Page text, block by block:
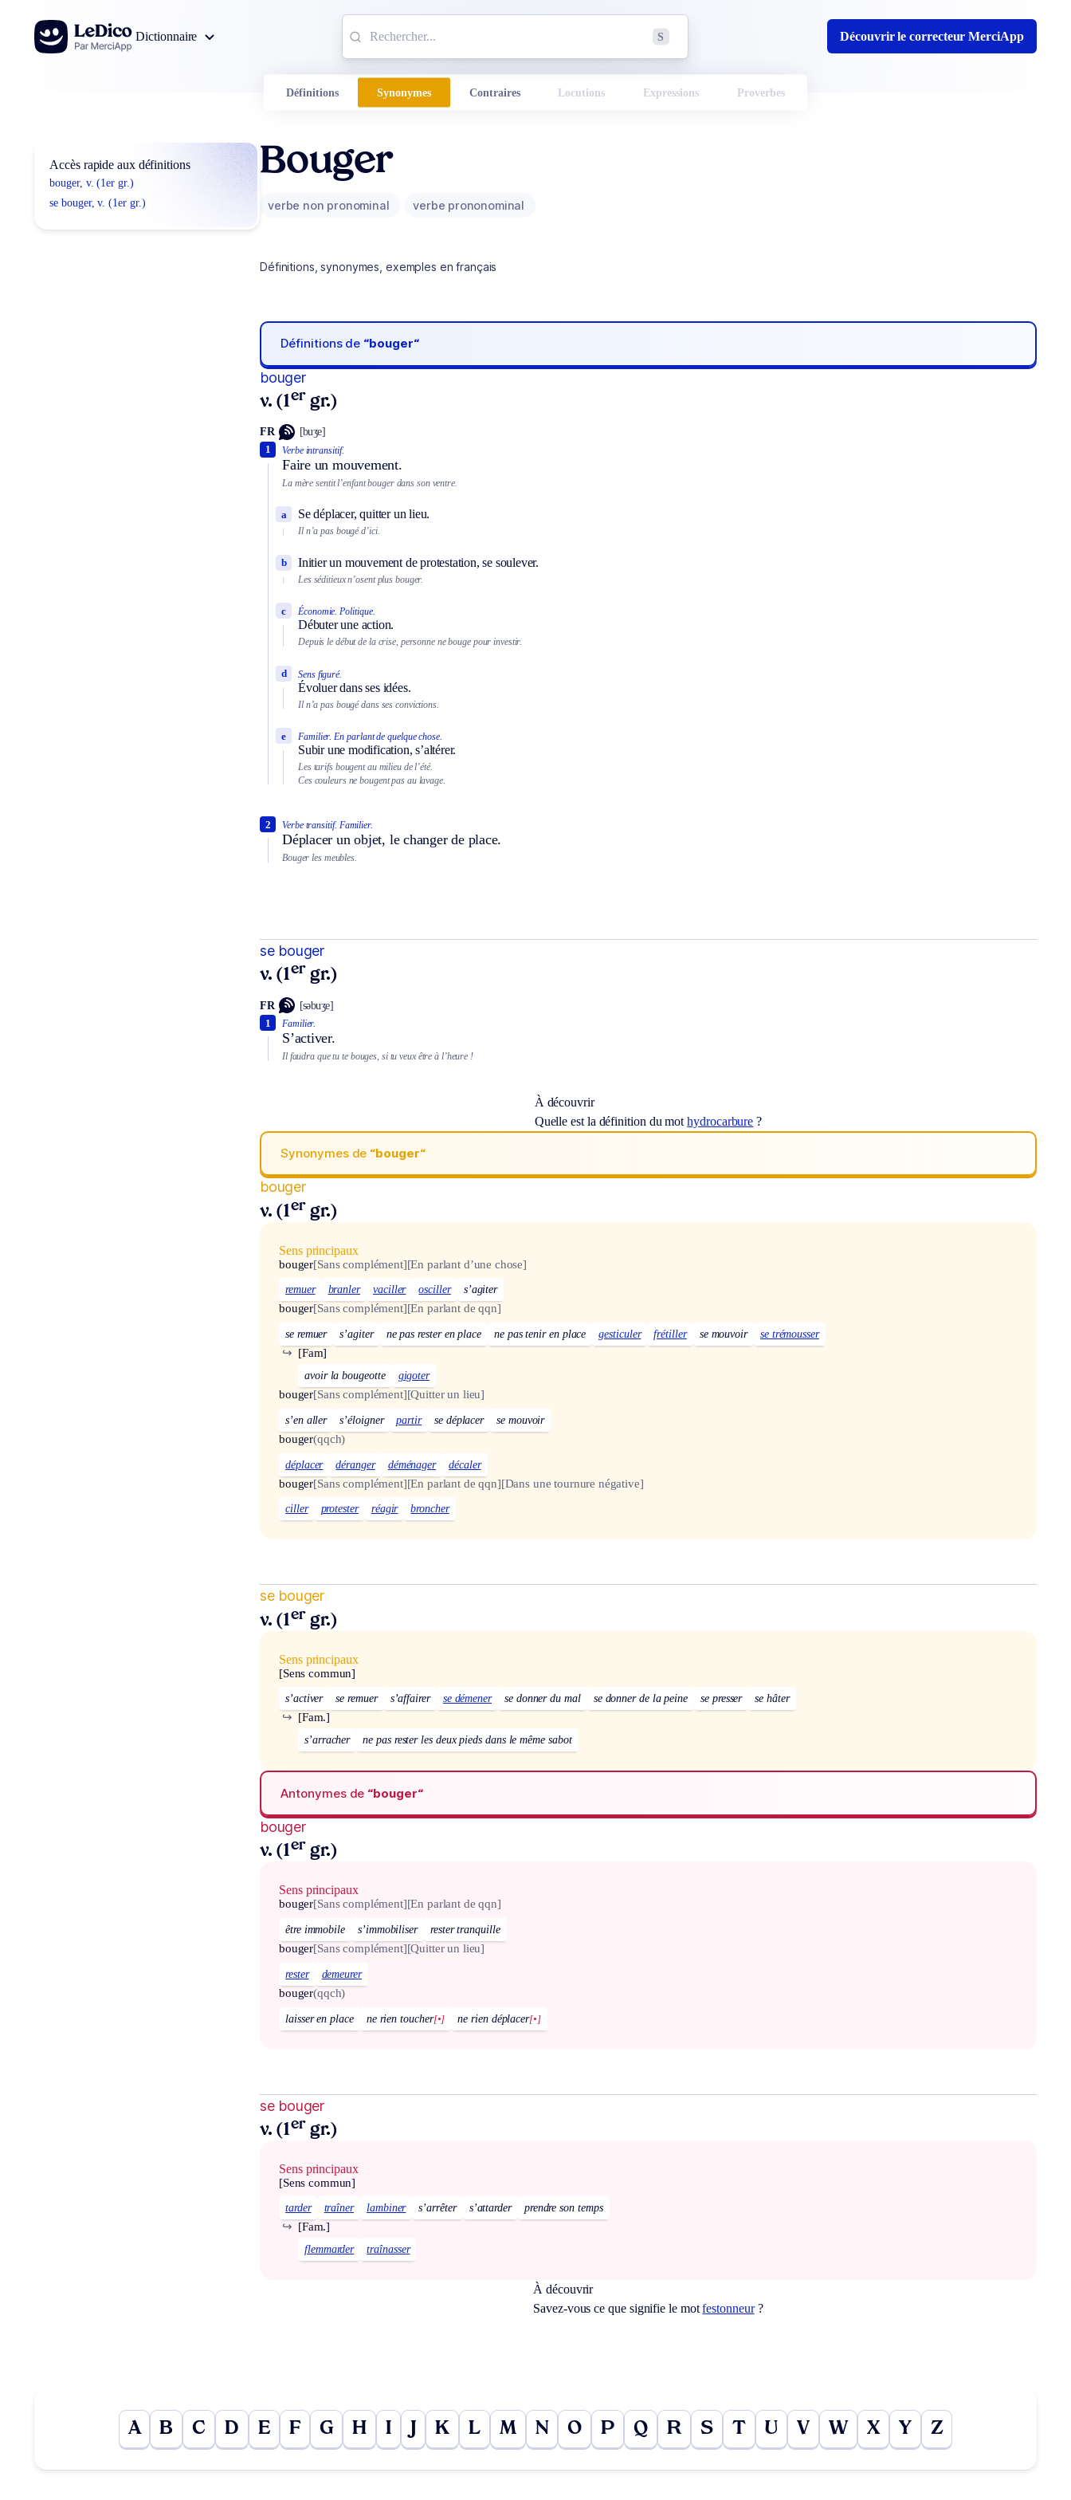
Aller au contenu
Dictionnaire
S Découvrir le correcteur MerciApp
Définitions Synonymes Contraires Locutions Expressions Proverbes
Accès rapide aux définitions
bouger, v. (1er gr.)
se bouger, v. (1er gr.)
Bouger
verbe non pronominal verbe prononominal
Définitions, synonymes, exemples en français
Définitions de “bouger“
bouger
v. (1er gr.)
FR [buʒe]
Verbe intransitif.
Faire un mouvement.
1
La mère sentit l’enfant bouger dans son ventre.
Se déplacer, quitter un lieu.
a
Il n’a pas bougé d’ici.
Initier un mouvement de protestation, se soulever.
b
Les séditieux n’osent plus bouger.
Économie. Politique.
Débuter une action.
c
Depuis le début de la crise, personne ne bouge pour investir.
Sens figuré.
Évoluer dans ses idées.
d
Il n’a pas bougé dans ses convictions.
Familier. En parlant de quelque chose.
Subir une modification, s’altérer.
e
Les tarifs bougent au milieu de l’été.
Ces couleurs ne bougent pas au lavage.
Verbe transitif. Familier.
Déplacer un objet, le changer de place.
2
Bouger les meubles.
se bouger
v. (1er gr.)
FR [səbuʒe]
Familier.
S’activer.
1
Il faudra que tu te bouges, si tu veux être à l’heure !
À découvrir
Quelle est la définition du mothydrocarbure ?
Synonymes de “bouger“
bouger
v. (1er gr.)
Sens principaux
bouger[Sans complément][En parlant d’une chose]
remuer branler vaciller osciller s’agiter
bouger[Sans complément][En parlant de qqn]
se remuer s’agiter ne pas rester en place ne pas tenir en place gesticuler frétiller se mouvoir se trémousser
[Fam]
↪
avoir la bougeotte gigoter
bouger[Sans complément][Quitter un lieu]
s’en aller s’éloigner partir se déplacer se mouvoir
bouger(qqch)
déplacer déranger déménager décaler
bouger[Sans complément][En parlant de qqn][Dans une tournure négative]
ciller protester réagir broncher
se bouger
v. (1er gr.)
Sens principaux
[Sens commun]
s’activer se remuer s’affairer se démener se donner du mal se donner de la peine se presser se hâter
[Fam.]
↪
s’arracher ne pas rester les deux pieds dans le même sabot
Antonymes de “bouger“
bouger
v. (1er gr.)
Sens principaux
bouger[Sans complément][En parlant de qqn]
être immobile s’immobiliser rester tranquille
bouger[Sans complément][Quitter un lieu]
rester demeurer
bouger(qqch)
laisser en place ne rien toucher[•] ne rien déplacer[•]
se bouger
v. (1er gr.)
Sens principaux
[Sens commun]
tarder traîner lambiner s’arrêter s’attarder prendre son temps
[Fam.]
↪
flemmarder traînasser
À découvrir
Savez-vous ce que signifie le motfestonneur?
A B C D E F G H I J K L M N O P Q R S T U V W X Y Z